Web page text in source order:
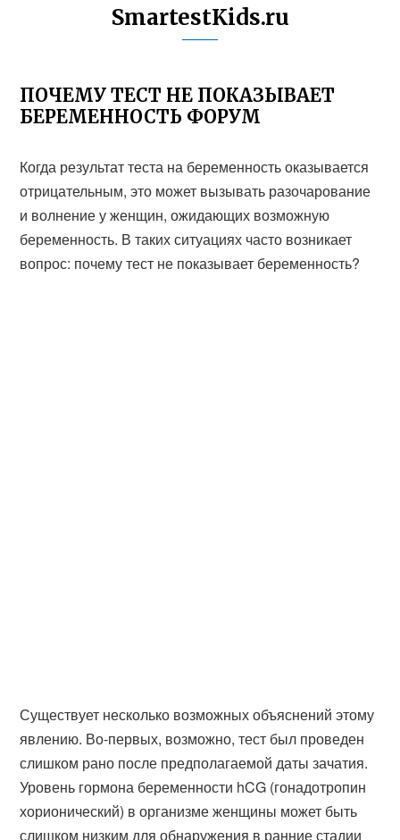
SmartestKids.ru
ПОЧЕМУ ТЕСТ НЕ ПОКАЗЫВАЕТ
БЕРЕМЕННОСТЬ ФОРУМ
Когда результат теста на беременность оказывается
отрицательным, это может вызывать разочарование
и волнение у женщин, ожидающих возможную
беременность. В таких ситуациях часто возникает
вопрос: почему тест не показывает беременность?
Существует несколько возможных объяснений этому
явлению. Во-первых, возможно, тест был проведен
слишком рано после предполагаемой даты зачатия.
Уровень гормона беременности hCG (гонадотропин
хорионический) в организме женщины может быть
слишком низким для обнаружения в ранние стадии